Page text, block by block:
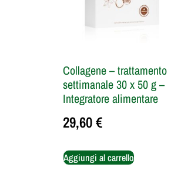
Collagene – trattamento
settimanale 30 x 50 g –
Integratore alimentare
29,60€
Aggiungi al carrello